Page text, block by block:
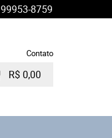
99953-8759
Contato
R$ 0,00